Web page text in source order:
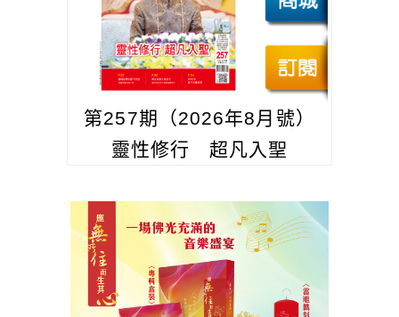
第257期（2026年8月號）
靈性修行 超凡入聖